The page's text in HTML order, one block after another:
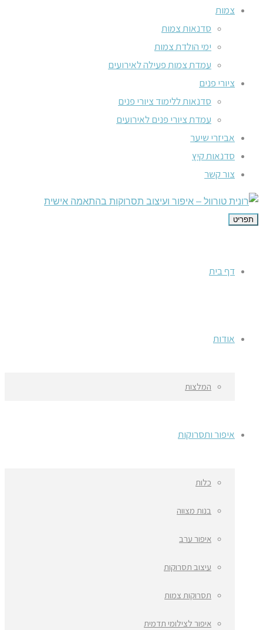
צמות
סדנאות צמות
ימי הולדת צמות
עמדת צמות פעילה לאירועים
ציורי פנים
סדנאות ללימוד ציורי פנים
עמדת ציורי פנים לאירועים
אביזרי שיער
סדנאות קיץ
צור קשר
תפריט
דף בית
אודות
המלצות
איפור ותסרוקות
כלות
בנות מצווה
איפור ערב
עיצוב תסרוקות
תסרוקות צמות
איפור לצילומי תדמית